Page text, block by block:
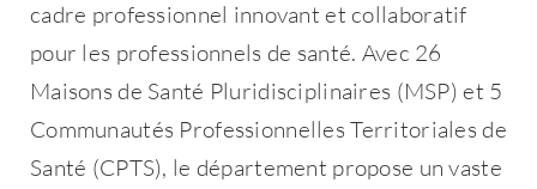
cadre professionnel innovant et collaboratif
pour les professionnels de santé. Avec 26
Maisons de Santé Pluridisciplinaires (MSP) et 5
Communautés Professionnelles Territoriales de
Santé (CPTS), le département propose un vaste